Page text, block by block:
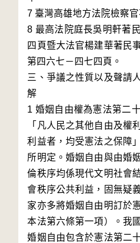
7 臺灣高雄地方法院檢察
8 最高法院庭長吳明軒著
四頁暨大法官楊建華著民
第四六七－四七四頁。
三、爭議之性質以及聲請
解
1 婚姻自由權為憲法第二
「凡人民之其他自由及權
利益者，均受憲法之保障
所明定。婚姻自由與由婚
倫秩序均係現代文明社會
會秩序公共利益，固無疑
家亦多將婚姻自由明訂於
本法第六條第一項）。我
婚姻自由包含於憲法第二